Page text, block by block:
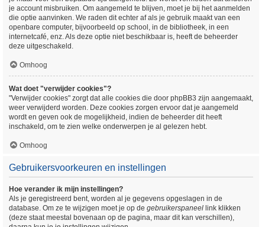
je account misbruiken. Om aangemeld te blijven, moet je bij het aanmelden
die optie aanvinken. We raden dit echter af als je gebruik maakt van een
openbare computer, bijvoorbeeld op school, in de bibliotheek, in een
internetcafé, enz. Als deze optie niet beschikbaar is, heeft de beheerder
deze uitgeschakeld.
Omhoog
Wat doet "verwijder cookies"?
"Verwijder cookies" zorgt dat alle cookies die door phpBB3 zijn aangemaakt,
weer verwijderd worden. Deze cookies zorgen ervoor dat je aangemeld
wordt en geven ook de mogelijkheid, indien de beheerder dit heeft
inschakeld, om te zien welke onderwerpen je al gelezen hebt.
Omhoog
Gebruikersvoorkeuren en instellingen
Hoe verander ik mijn instellingen?
Als je geregistreerd bent, worden al je gegevens opgeslagen in de
database. Om ze te wijzigen moet je op de gebruikerspaneel link klikken
(deze staat meestal bovenaan op de pagina, maar dit kan verschillen),